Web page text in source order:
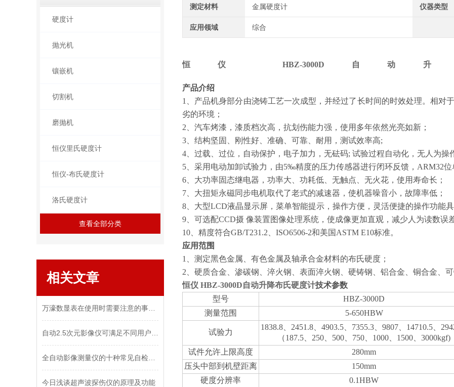
硬度计
抛光机
镶嵌机
切割机
磨抛机
恒仪里氏硬度计
恒仪-布氏硬度计
洛氏硬度计
查看全部分类
相关文章
今日浅谈超声波探伤仪的原理及功能
测定材料 金属硬度计 仪器类型
应用领域 综合
恒仪 HBZ-3000D自
产品介绍
1、产品机身部分由浇铸工艺一次成型，并经过了长时间的时效处理。相对
劣的环境；
2、汽车烤漆，漆质档次高，抗划伤能力强，使用多年依然光亮如新；
3、结构坚固、刚性好、准确、可靠、耐用，测试效率高;
4、过载、过位，自动保护，电子加力，无砝码; 试验过程自动化，无人为操
5、采用电动加卸试验力，由5‰精度的压力传感器进行闭环反馈，ARM32位
6、大功率固态继电器，功率大、功耗低、无触点、无火花，使用寿命长；
7、大扭矩永磁同步电机取代了老式的减速器，使机器噪音小，故障率低；
8、大型LCD液晶显示屏，菜单智能提示，操作方便，灵活便捷的操作功能
9、可选配CCD摄 像装置图像处理系统，使成像更加直观，减少人为读数误
10、精度符合GB/T231.2、ISO6506-2和美国ASTM E10标准。
应用范围
1、测定黑色金属、有色金属及轴承合金材料的布氏硬度；
2、硬质合金、渗碳钢、淬火钢、表面淬火钢、硬铸钢、铝合金、铜合金、
恒仪 HBZ-3000D自动升降布氏硬度计技术参数
型号
HBZ-3000D
测量范围
5-650HBW
试验力
1838.8、2451.8、4903.5、7355.3、9807、14710.5、
（187.5、250、500、750、1000、1500、3000kgf)
试件允许上限高度
280mm
压头中部到机壁距离
150mm
硬度分辨率
0.1HBW